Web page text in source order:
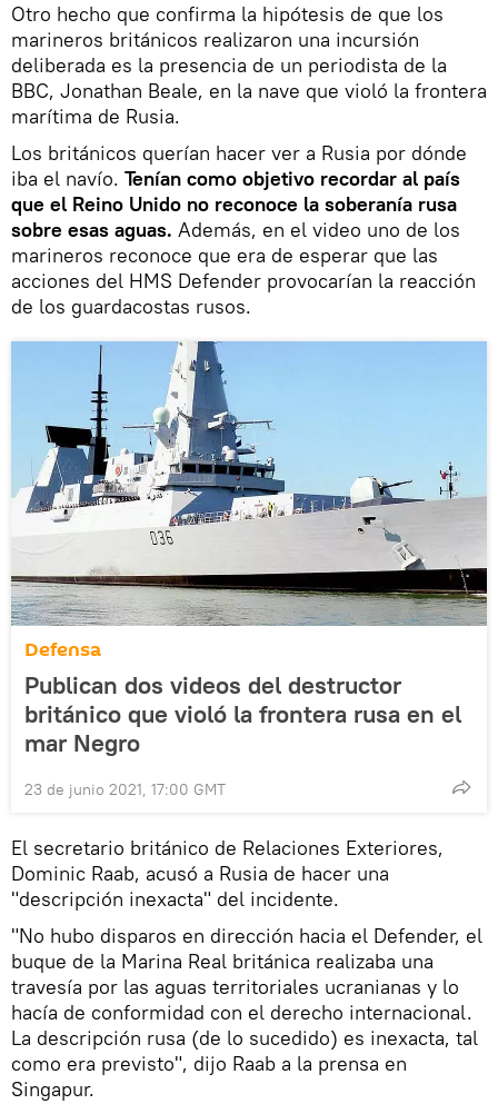
Otro hecho que confirma la hipótesis de que los
marineros británicos realizaron una incursión
deliberada es la presencia de un periodista de la
BBC, Jonathan Beale, en la nave que violó la frontera
marítima de Rusia.
Los británicos querían hacer ver a Rusia por dónde
iba el navío. Tenían como objetivo recordar al país
que el Reino Unido no reconoce la soberanía rusa
sobre esas aguas. Además, en el video uno de los
marineros reconoce que era de esperar que las
acciones del HMS Defender provocarían la reacción
de los guardacostas rusos.
Defensa
Publican dos videos del destructor
británico que violó la frontera rusa en el
mar Negro
23 de junio 2021, 17:00 GMT
El secretario británico de Relaciones Exteriores,
Dominic Raab, acusó a Rusia de hacer una
"descripción inexacta" del incidente.
"No hubo disparos en dirección hacia el Defender, el
buque de la Marina Real británica realizaba una
travesía por las aguas territoriales ucranianas y lo
hacía de conformidad con el derecho internacional.
La descripción rusa (de lo sucedido) es inexacta, tal
como era previsto", dijo Raab a la prensa en
Singapur.